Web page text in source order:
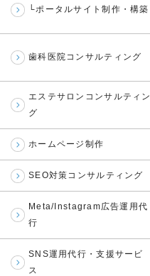
└ポータルサイト制作・構築
歯科医院コンサルティング
エステサロンコンサルティン
グ
ホームページ制作
SEO対策コンサルティング
Meta/Instagram広告運用代
行
SNS運用代行・支援サービ
ス